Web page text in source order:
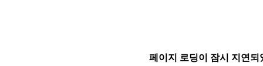
페이지 로딩이 잠시 지연